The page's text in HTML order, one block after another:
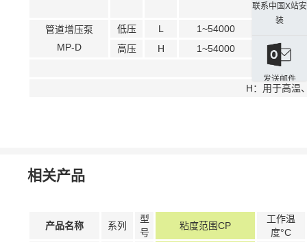
管道增压泵
MP-D
低压 L
1~54000
高压
H 1~54000
L：用于
H：用于高温
相关产品
产品名称 系列
型
号
粘度范围CP
工作温
度°C
联系中国X站安
装
发送邮件